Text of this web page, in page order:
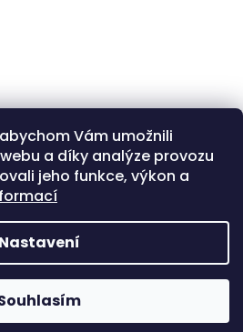
Vám umožnili
a díky analýze provozu
jeho funkce, výkon a
Nastavení
Facebook
2026Comewoo | bytové dekorace
práva vyhrazena.
cookies